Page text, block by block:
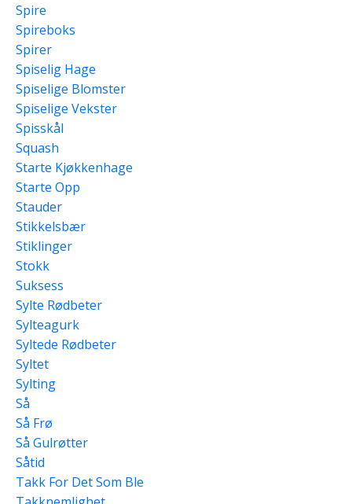
Spire
Spireboks
Spirer
Spiselig Hage
Spiselige Blomster
Spiselige Vekster
Spisskål
Squash
Starte Kjøkkenhage
Starte Opp
Stauder
Stikkelsbær
Stiklinger
Stokk
Suksess
Sylte Rødbeter
Sylteagurk
Syltede Rødbeter
Syltet
Sylting
Så
Så Frø
Så Gulrøtter
Såtid
Takk For Det Som Ble